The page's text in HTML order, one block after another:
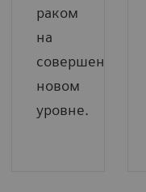
раком
на
совершенно
новом
уровне.